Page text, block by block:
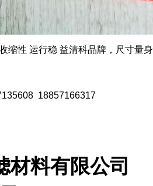
缩性 运行稳 益清科品牌，尺寸量身
18857166317
材料有限公司